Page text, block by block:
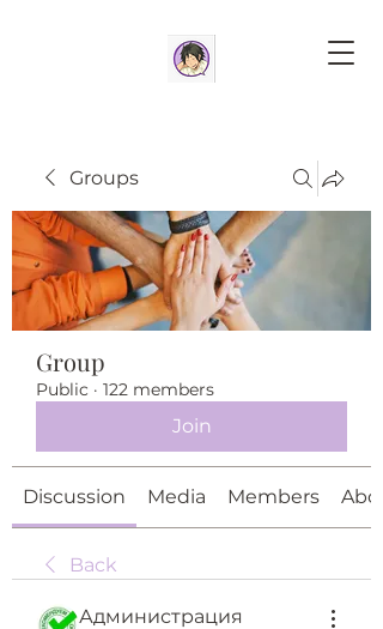
Groups
Group
Public · 122 members
Join
Discussion Media Members
Back
Администрация